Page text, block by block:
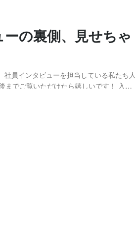
の裏側、見せちゃ
社員インタビューを担当している私たち人
でご覧いただけたら嬉しいです！ 入社